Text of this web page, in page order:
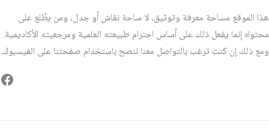
هذا الموقع مساحة معرفة وتوثيق، لا ساحة نقاش أو جدل، ومن يطّلع على
محتواه إنما يفعل ذلك على أساس احترام طبيعته العلمية ومرجعيته الأكاديمية.
ومع ذلك إن كنت ترغب بالتواصل معنا ننصح باستخدام صفحتنا على الفيسبوك.